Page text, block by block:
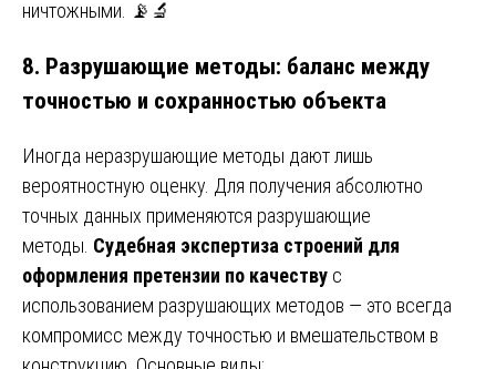
ничтожными. 📡🔬
8. Разрушающие методы: баланс между
точностью и сохранностью объекта
Иногда неразрушающие методы дают лишь
вероятностную оценку. Для получения абсолютно
точных данных применяются разрушающие
методы. Судебная экспертиза строений для
оформления претензии по качеству с
использованием разрушающих методов — это всегда
компромисс между точностью и вмешательством в